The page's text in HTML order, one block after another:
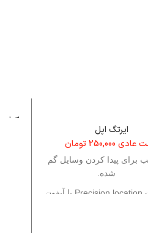
ایرتگ اپل
عادی250,000تومان
برای پیدا کردن وسایل گم
شده.
قابلیت Precision location با آیفون
اتمام م